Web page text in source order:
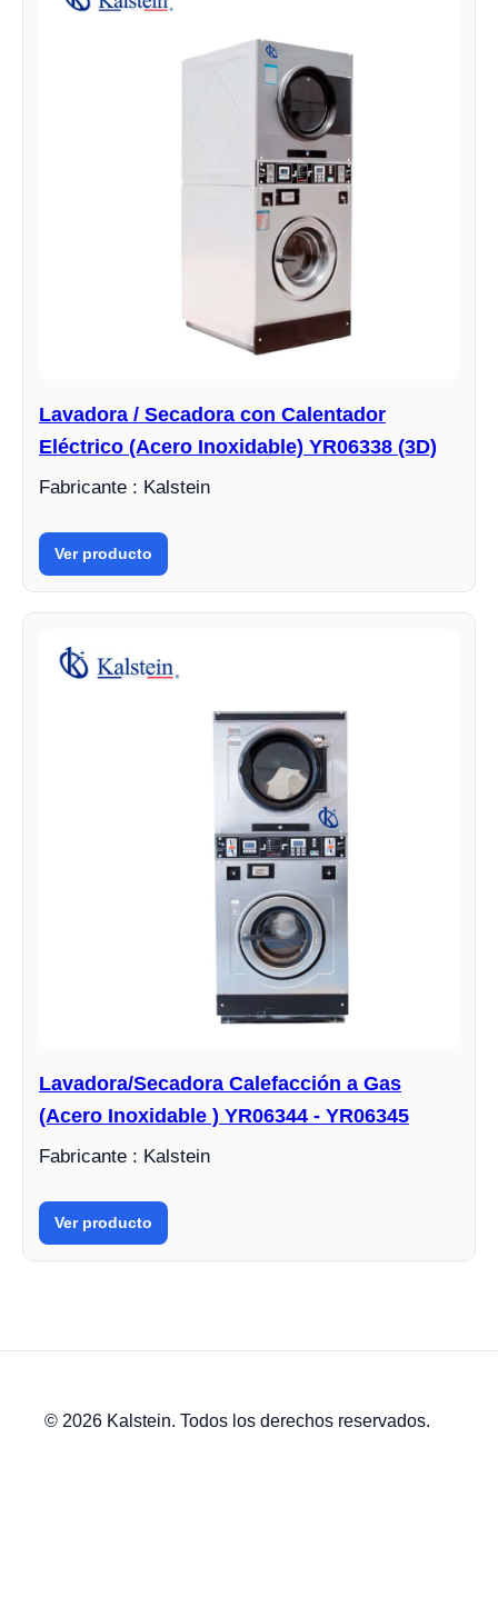
Lavadora / Secadora con Calentador
Eléctrico (Acero Inoxidable) YR06338 (3D)
Fabricante : Kalstein
Ver producto
Lavadora/Secadora Calefacción a Gas
(Acero Inoxidable ) YR06344 - YR06345
Fabricante : Kalstein
Ver producto
© 2026 Kalstein. Todos los derechos reservados.